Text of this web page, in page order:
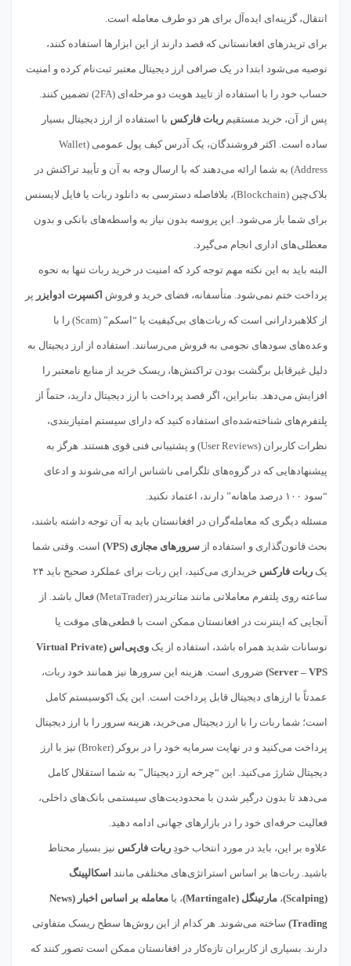
انتقال، گزینه‌ای ایده‌آل برای هر دو طرف معامله است.
برای تریدرهای افغانستانی که قصد دارند از این ابزارها استفاده کنند،
توصیه می‌شود ابتدا در یک صرافی ارز دیجیتال معتبر ثبت‌نام کرده و امنیت
حساب خود را با استفاده از تایید هویت دو مرحله‌ای (2FA) تضمین کنند.
پس از آن، خرید مستقیم ربات فارکس با استفاده از ارز دیجیتال بسیار
ساده است. اکثر فروشندگان، یک آدرس کیف پول عمومی (Wallet
Address) به شما ارائه می‌دهند که با ارسال وجه به آن و تأیید تراکنش در
بلاک‌چین (Blockchain)، بلافاصله دسترسی به دانلود ربات یا فایل لایسنس
برای شما باز می‌شود. این پروسه بدون نیاز به واسطه‌های بانکی و بدون
معطلی‌های اداری انجام می‌گیرد.
البته باید به این نکته مهم توجه کرد که امنیت در خرید ربات تنها به نحوه
پرداخت ختم نمی‌شود. متأسفانه، فضای خرید و فروش اکسپرت ادوایزر پر
از کلاهبردارانی است که ربات‌های بی‌کیفیت یا “اسکم” (Scam) را با
وعده‌های سودهای نجومی به فروش می‌رسانند. استفاده از ارز دیجیتال به
دلیل غیرقابل برگشت بودن تراکنش‌ها، ریسک خرید از منابع نامعتبر را
افزایش می‌دهد. بنابراین، اگر قصد پرداخت با ارز دیجیتال دارید، حتماً از
پلتفرم‌های شناخته‌شده‌ای استفاده کنید که دارای سیستم امتیازبندی،
نظرات کاربران (User Reviews) و پشتیبانی فنی قوی هستند. هرگز به
پیشنهادهایی که در گروه‌های تلگرامی ناشناس ارائه می‌شوند و ادعای
“سود ۱۰۰ درصد ماهانه” دارند، اعتماد نکنید.
مسئله دیگری که معامله‌گران در افغانستان باید به آن توجه داشته باشند،
بحث قانون‌گذاری و استفاده از سرورهای مجازی (VPS) است. وقتی شما
یک ربات فارکس خریداری می‌کنید، این ربات برای عملکرد صحیح باید ۲۴
ساعته روی پلتفرم معاملاتی مانند متاتریدر (MetaTrader) فعال باشد. از
آنجایی که اینترنت در افغانستان ممکن است با قطعی‌های موقت یا
نوسانات شدید همراه باشد، استفاده از یک وی‌پی‌اس (Virtual Private
Server – VPS) ضروری است. هزینه این سرورها نیز همانند خود ربات،
عمدتاً با ارزهای دیجیتال قابل پرداخت است. این یک اکوسیستم کامل
است؛ شما ربات را با ارز دیجیتال می‌خرید، هزینه سرور را با ارز دیجیتال
پرداخت می‌کنید و در نهایت سرمایه خود را در بروکر (Broker) نیز با ارز
دیجیتال شارژ می‌کنید. این “چرخه ارز دیجیتال” به شما استقلال کامل
می‌دهد تا بدون درگیر شدن با محدودیت‌های سیستمی بانک‌های داخلی،
فعالیت حرفه‌ای خود را در بازارهای جهانی ادامه دهید.
علاوه بر این، باید در مورد انتخاب خودِ ربات فارکس نیز بسیار محتاط
باشید. ربات‌ها بر اساس استراتژی‌های مختلفی مانند اسکالپینگ
(Scalping) ، مارتینگل (Martingale) ، یا معامله بر اساس اخبار (News
Trading) ساخته می‌شوند. هر کدام از این روش‌ها سطح ریسک متفاوتی
دارند. بسیاری از کاربران تازه‌کار در افغانستان ممکن است تصور کنند که